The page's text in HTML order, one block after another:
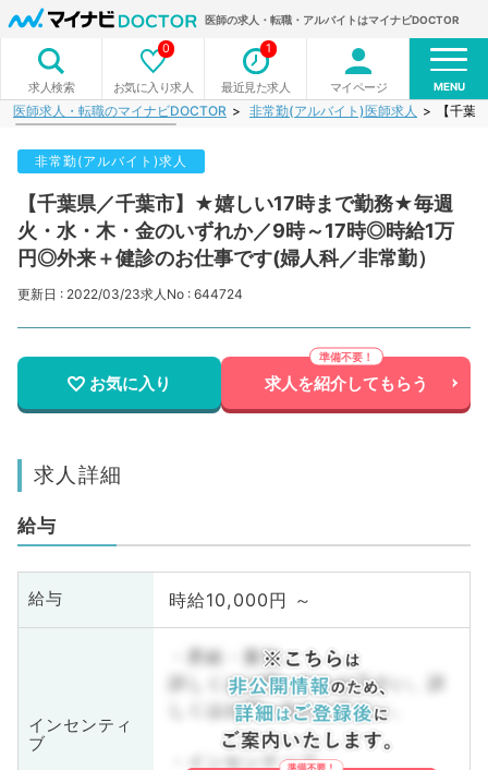
医師の求人・転職・アルバイトはマイナビDOCTOR
求人検索 お気に入り求人
0
最近見た求人
1
マイページ MENU
医師求人・転職のマイナビDOCTOR 非常勤(アルバイト)医師求人 【千
非常勤(アルバイト)求人
【千葉県／千葉市】★嬉しい17時まで勤務★毎週
火・水・木・金のいずれか／9時～17時◎時給1万
円◎外来＋健診のお仕事です(婦人科／非常勤）
更新日 : 2022/03/23求人No : 644724
お気に入り 求人を紹介してもらう
求人詳細
給与
給与 時給10,000円 ～
インセンティ
ブ
・昇給・賞与
詳しくはお問い合わせ下さい。詳
しくはお問い合わせ下さい。
・インセンティブ